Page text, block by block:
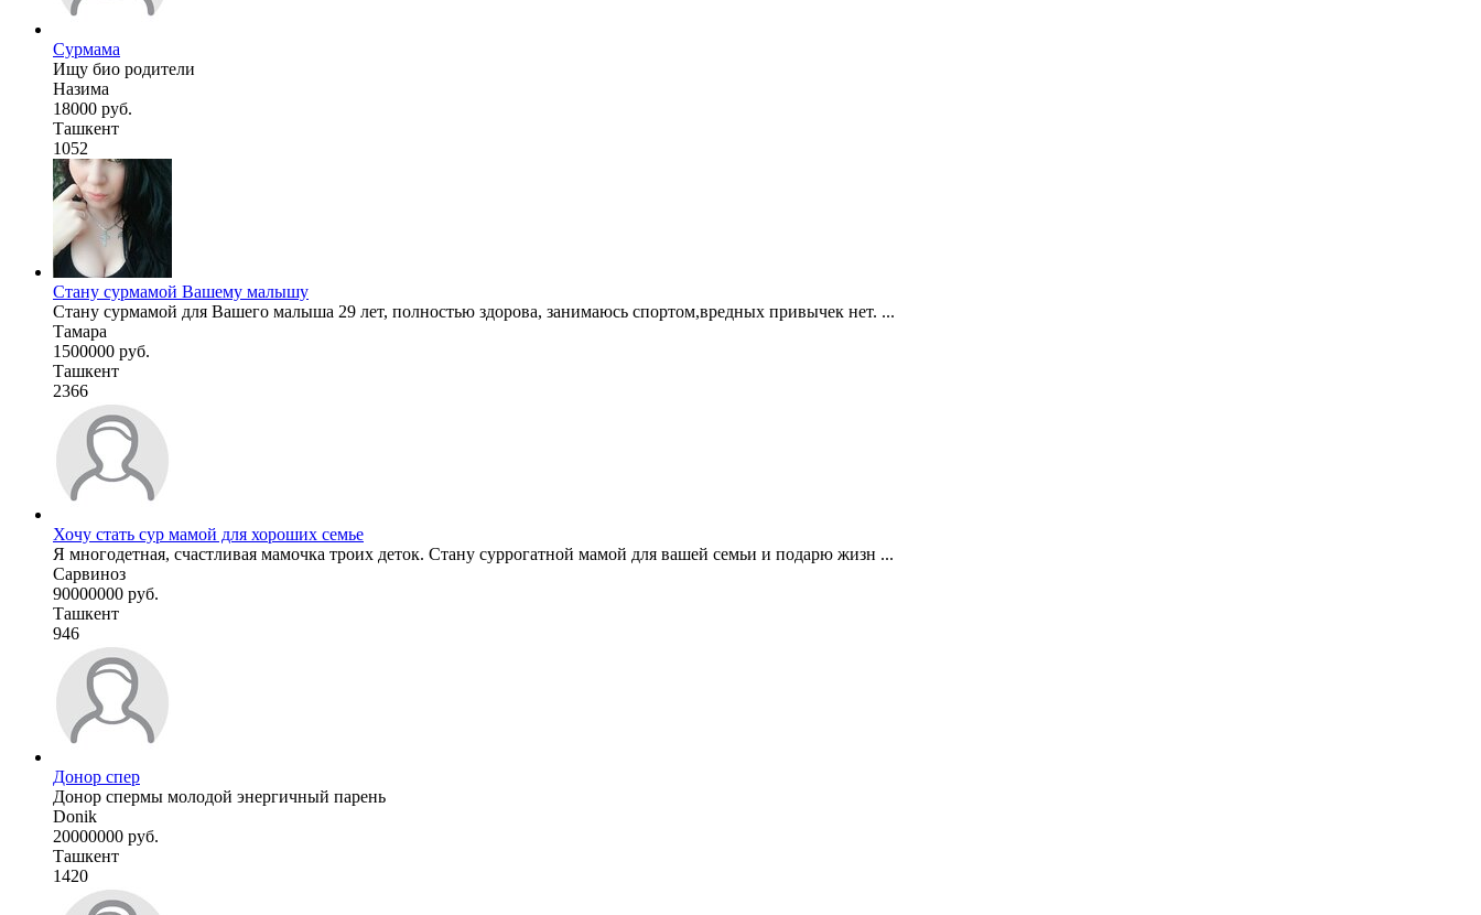
Сурмама
Ищу био родители
Назима
18000 руб.
Ташкент
1052
Стану сурмамой Вашему малышу
Стану сурмамой для Вашего малыша 29 лет, полностью здорова, занимаюсь спортом,вредных привычек нет. ...
Тамара
1500000 руб.
Ташкент
2366
Хочу стать сур мамой для хороших семье
Я многодетная, счастливая мамочка троих деток. Стану суррогатной мамой для вашей семьи и подарю жизн ...
Сарвиноз
90000000 руб.
Ташкент
946
Донор спер
Донор спермы молодой энергичный парень
Donik
20000000 руб.
Ташкент
1420